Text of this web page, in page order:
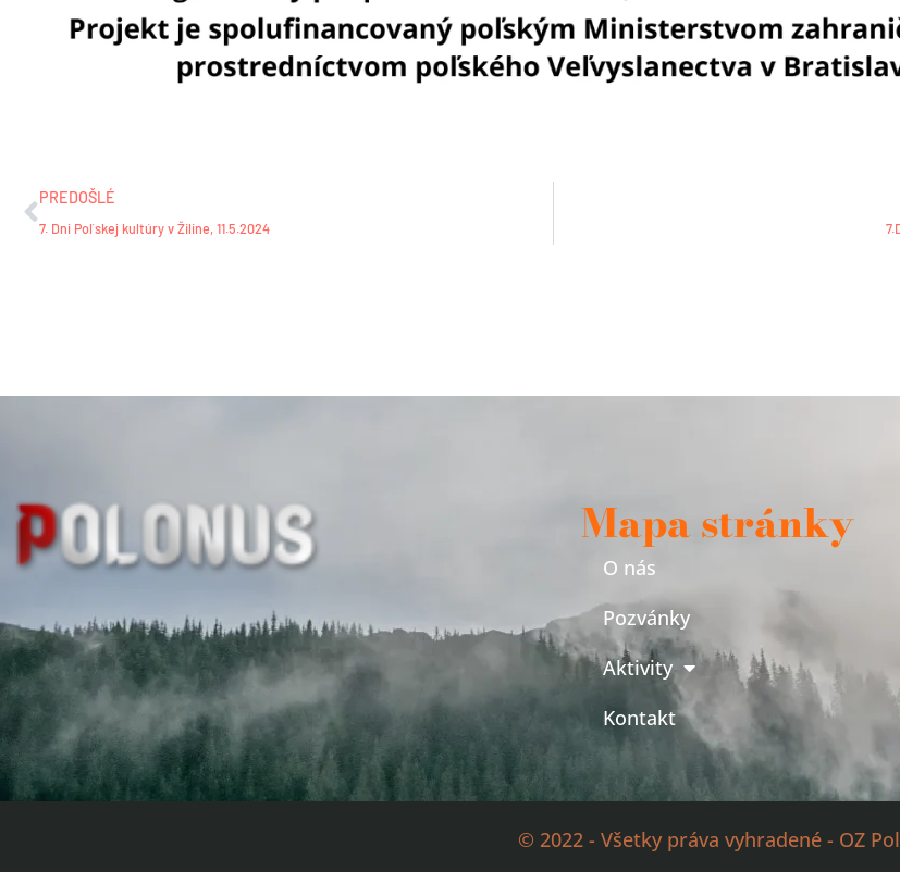
PREDOŠLÉ
7. Dni Poľskej kultúry v Žiline, 11.5.2024
Mapa stránky
O nás
Pozvánky
Aktivity
Kontakt
© 2022 - Všetky práva vyhradené - OZ